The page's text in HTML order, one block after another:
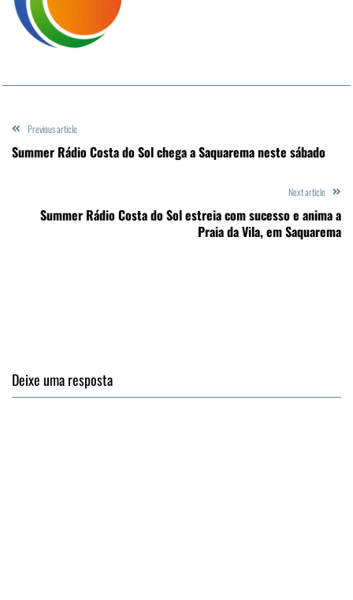
Previous article
Summer Rádio Costa do Sol chega a Saquarema neste sábado
Next article
Summer Rádio Costa do Sol estreia com sucesso e anima a
Praia da Vila, em Saquarema
Deixe uma resposta